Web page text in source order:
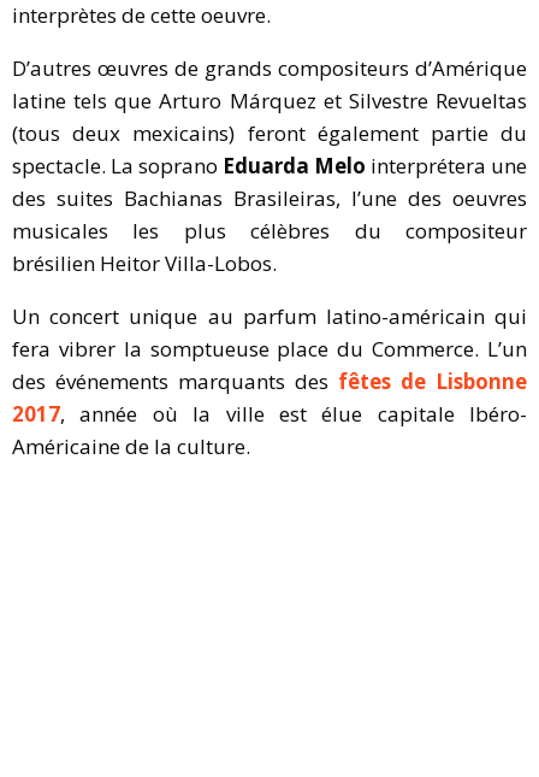
interprètes de cette oeuvre.
D’autres œuvres de grands compositeurs d’Amérique
latine tels que Arturo Márquez et Silvestre Revueltas
(tous deux mexicains) feront également partie du
spectacle. La soprano Eduarda Melo interprétera une
des suites Bachianas Brasileiras, l’une des oeuvres
musicales les plus célèbres du compositeur
brésilien Heitor Villa-Lobos.
Un concert unique au parfum latino-américain qui
fera vibrer la somptueuse place du Commerce. L’un
des événements marquants des fêtes de Lisbonne
2017, année où la ville est élue capitale Ibéro-
Américaine de la culture.